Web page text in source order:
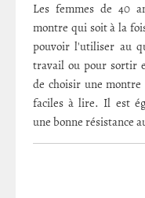
Les femmes de 40
montre qui soit à la
pouvoir l'utiliser au
travail ou pour sortir
de choisir une
faciles à lire. Il est
une bonne résistance